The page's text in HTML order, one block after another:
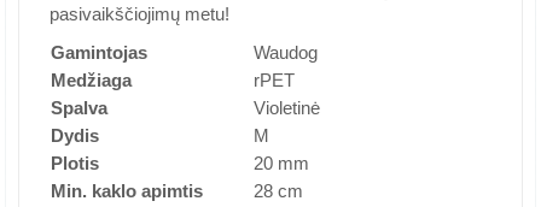
pasivaikščiojimų metu!
Gamintojas
Waudog
Medžiaga
rPET
Spalva
Violetinė
Dydis
M
Plotis
20 mm
Min. kaklo apimtis
28 cm